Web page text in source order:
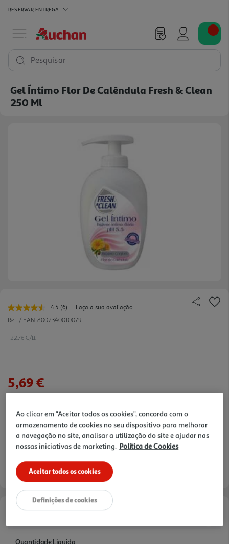
RESERVAR ENTREGA
Pesquisar
Gel Íntimo Flor De Calêndula Fresh & Clean
250 Ml
4.5 Leu
6
(6)
Faça a sua avaliação
Ref. / EAN: 8002340010079
22.76 €/Lt
5,69 €
Quantidade Liquida
Ao clicar em "Aceitar todos os cookies", concorda com o
armazenamento de cookies no seu dispositivo para melhorar
a navegação no site, analisar a utilização do site e ajudar nas
nossas iniciativas de marketing. Política de Cookies
Aceitar todos os cookies
Definições de cookies